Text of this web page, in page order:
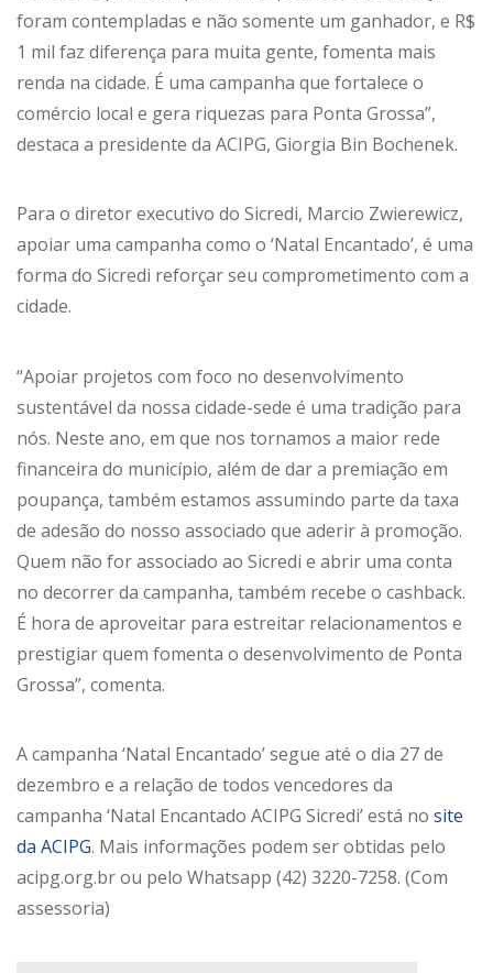
foram contempladas e não somente um ganhador, e R$
1 mil faz diferença para muita gente, fomenta mais
renda na cidade. É uma campanha que fortalece o
comércio local e gera riquezas para Ponta Grossa”,
destaca a presidente da ACIPG, Giorgia Bin Bochenek.
Para o diretor executivo do Sicredi, Marcio Zwierewicz,
apoiar uma campanha como o ‘Natal Encantado’, é uma
forma do Sicredi reforçar seu comprometimento com a
cidade.
“Apoiar projetos com foco no desenvolvimento
sustentável da nossa cidade-sede é uma tradição para
nós. Neste ano, em que nos tornamos a maior rede
financeira do município, além de dar a premiação em
poupança, também estamos assumindo parte da taxa
de adesão do nosso associado que aderir à promoção.
Quem não for associado ao Sicredi e abrir uma conta
no decorrer da campanha, também recebe o cashback.
É hora de aproveitar para estreitar relacionamentos e
prestigiar quem fomenta o desenvolvimento de Ponta
Grossa”, comenta.
A campanha ‘Natal Encantado’ segue até o dia 27 de
dezembro e a relação de todos vencedores da
campanha ‘Natal Encantado ACIPG Sicredi’ está no site
da ACIPG. Mais informações podem ser obtidas pelo
acipg.org.br ou pelo Whatsapp (42) 3220-7258. (Com
assessoria)